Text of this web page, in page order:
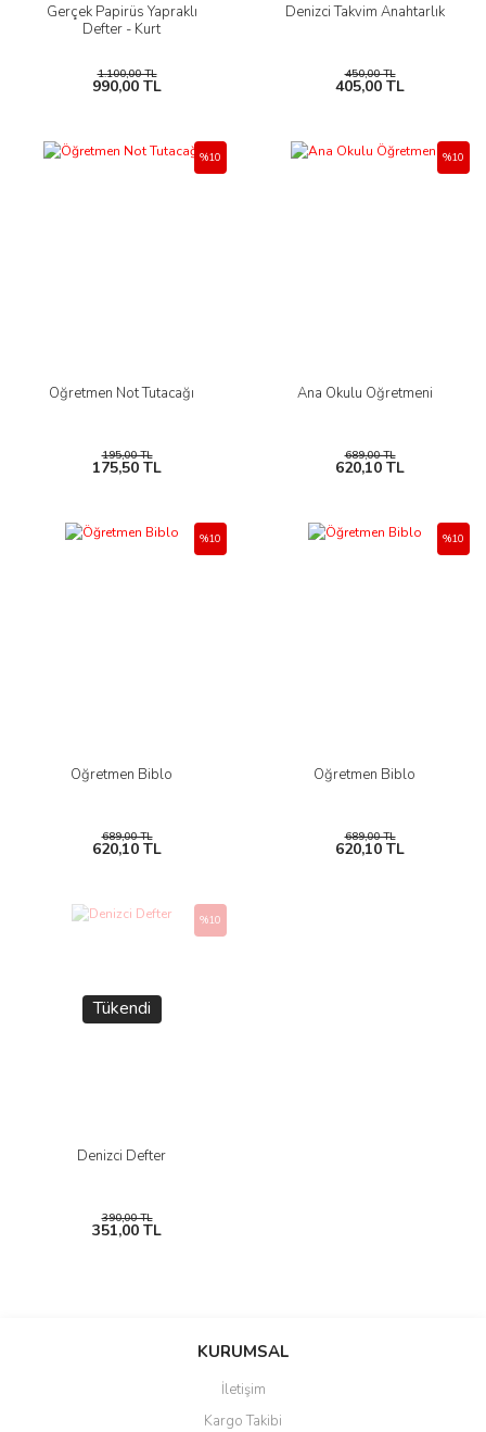
Gerçek Papirüs Yapraklı
Defter - Kurt
1.100,00 TL
990,00 TL
Denizci Takvim Anahtarlık
450,00 TL
405,00 TL
Öğretmen Not Tutacağı
%10
195,00 TL
175,50 TL
Ana Okulu Öğretmeni
%10
689,00 TL
620,10 TL
Öğretmen Biblo
%10
689,00 TL
620,10 TL
Öğretmen Biblo
%10
689,00 TL
620,10 TL
Tükendi
Denizci Defter
%10
390,00 TL
351,00 TL
KURUMSAL
İletişim
Kargo Takibi